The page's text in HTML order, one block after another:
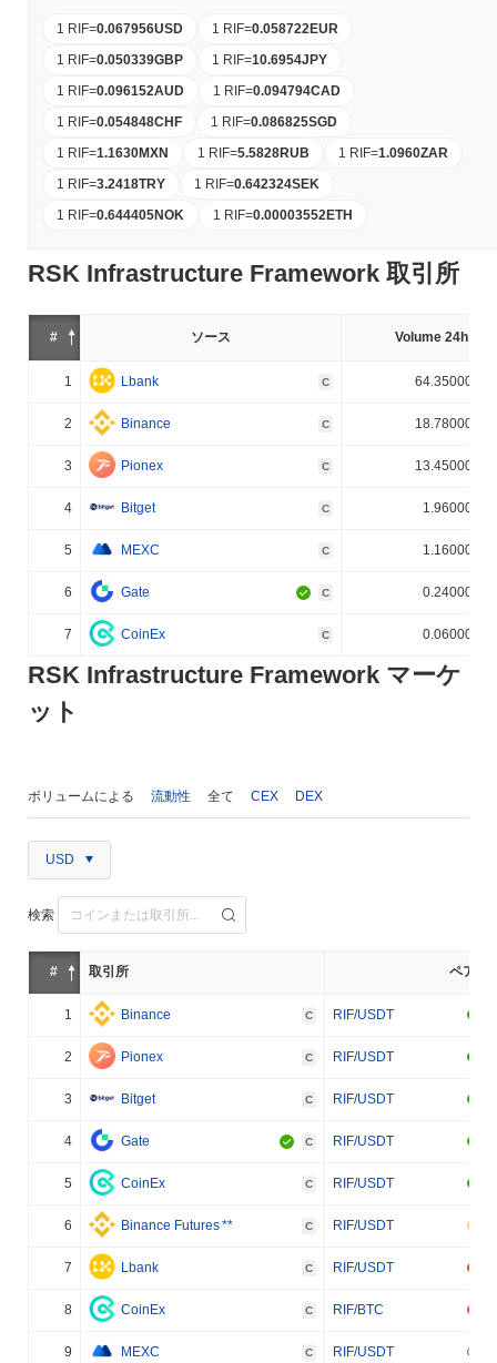
1 RIF=0.067956USD 1 RIF=0.058722EUR
1 RIF=0.050339GBP 1 RIF=10.6954JPY
1 RIF=0.096152AUD 1 RIF=0.094794CAD
1 RIF=0.054848CHF 1 RIF=0.086825SGD
1 RIF=1.1630MXN 1 RIF=5.5828RUB 1 RIF=1.0960ZAR
1 RIF=3.2418TRY 1 RIF=0.642324SEK
1 RIF=0.644405NOK 1 RIF=0.00003552ETH
RSK Infrastructure Framework 取引所
# ソース Volume 24h (%)
1 Lbank C 64.350000%
2 Binance C 18.780000%
3 Pionex C 13.450000%
4 Bitget C 1.960000%
5 MEXC C 1.160000%
6 Gate C 0.240000%
7 CoinEx C 0.060000%
RSK Infrastructure Framework マーケ
ット
ボリュームによる 流動性 全て CEX DEX
USD
検索
# 取引所 ペア
1 Binance C RIF/USDT
2 Pionex C RIF/USDT
3 Bitget C RIF/USDT
4 Gate C RIF/USDT
5 CoinEx C RIF/USDT
6 Binance Futures** C RIF/USDT
7 Lbank C RIF/USDT
8 CoinEx C RIF/BTC
9 MEXC C RIF/USDT